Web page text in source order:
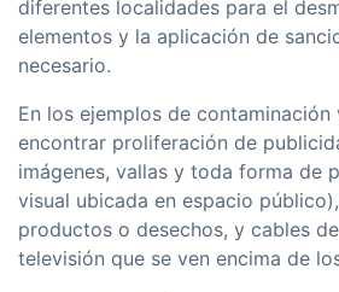
diferentes localidades para el
elementos y la aplicación de
necesario.
En los ejemplos de contaminación
encontrar proliferación de
imágenes, vallas y toda forma de
visual ubicada en espacio
productos o desechos, y cables
televisión que se ven encima de